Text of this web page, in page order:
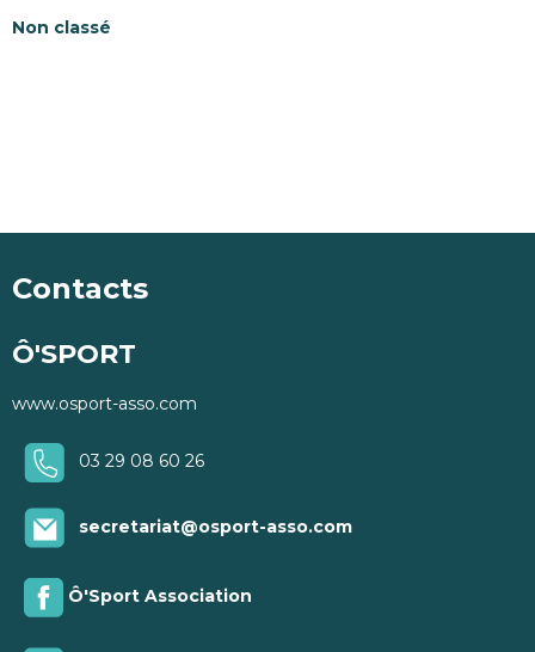
Non classé
Contacts
Ô'SPORT
www.osport-asso.com
03 29 08 60 26
secretariat@osport-asso.com
Ô'Sport Association